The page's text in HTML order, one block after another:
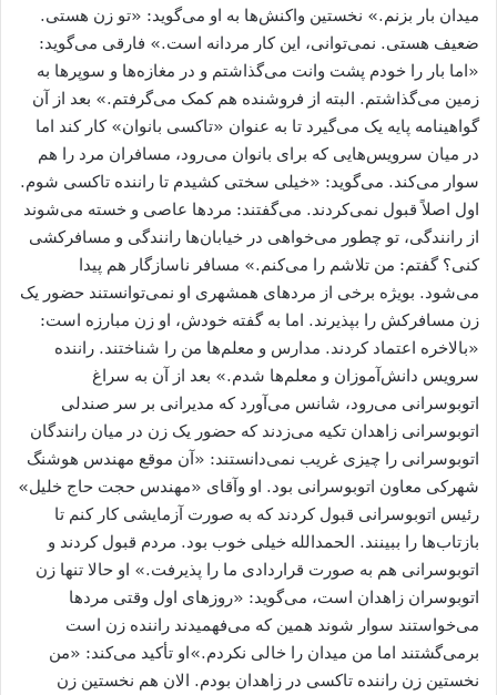
میدان بار بزنم.» نخستین واکنش‌ها به او می‌گوید: «تو زن هستی.
ضعیف هستی. نمی‌توانی، این کار مردانه است.» فارقی می‌گوید:
«اما بار را خودم پشت وانت می‌گذاشتم و در مغازه‌ها و سوپرها به
زمین می‌گذاشتم. البته از فروشنده هم کمک می‌گرفتم.» بعد از آن
گواهینامه پایه یک می‌گیرد تا به عنوان «تاکسی بانوان» کار کند اما
در میان سرویس‌هایی که برای بانوان می‌رود، مسافران مرد را هم
سوار می‌کند. می‌گوید: «خیلی سختی کشیدم تا راننده تاکسی شوم.
اول اصلاً قبول نمی‌کردند. می‌گفتند: مردها عاصی و خسته می‌شوند
از رانندگی، تو چطور می‌خواهی در خیابان‌ها رانندگی و مسافرکشی
کنی؟ گفتم: من تلاشم را می‌کنم.» مسافر ناسازگار هم پیدا
می‌شود. بویژه برخی از مردهای همشهری او نمی‌توانستند حضور یک
زن مسافرکش را بپذیرند. اما به گفته خودش، او زن مبارزه است:
«بالاخره اعتماد کردند. مدارس و معلم‌ها من را شناختند. راننده
سرویس دانش‌آموزان و معلم‌ها شدم.» بعد از آن به سراغ
اتوبوسرانی می‌رود، شانس می‌آورد که مدیرانی بر سر صندلی
اتوبوسرانی زاهدان تکیه می‌زدند که حضور یک زن در میان رانندگان
اتوبوسرانی را چیزی غریب نمی‌دانستند: «آن موقع مهندس هوشنگ
شهرکی معاون اتوبوسرانی بود. او وآقای «مهندس حجت حاج خلیل»
رئیس اتوبوسرانی قبول کردند که به صورت آزمایشی کار کنم تا
بازتاب‌ها را ببینند. الحمدالله خیلی خوب بود. مردم قبول کردند و
اتوبوسرانی هم به صورت قراردادی ما را پذیرفت.» او حالا تنها زن
اتوبوسران زاهدان است، می‌گوید: «روزهای اول وقتی مردها
می‌خواستند سوار شوند همین که می‌فهمیدند راننده زن است
برمی‌گشتند اما من میدان را خالی نکردم.»او تأکید می‌کند: «من
نخستین زن راننده تاکسی در زاهدان بودم. الان هم نخستین زن